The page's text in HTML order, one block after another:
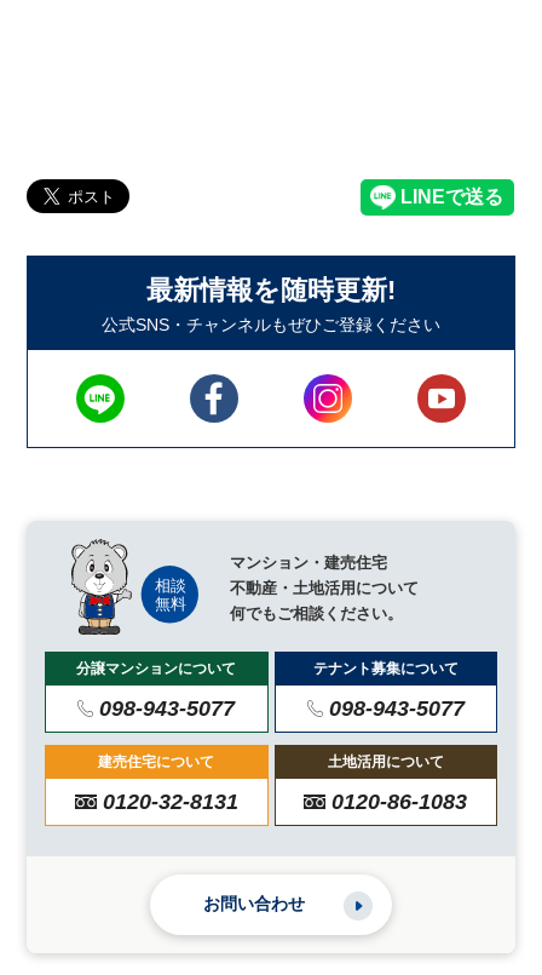
最新情報を随時更新!
公式SNS・チャンネルもぜひご登録ください
マンション・建売住宅
不動産・土地活用について
何でもご相談ください。
分譲マンションについて
098-943-5077
テナント募集について
098-943-5077
建売住宅について
0120-32-8131
土地活用について
0120-86-1083
お問い合わせ